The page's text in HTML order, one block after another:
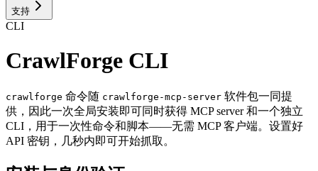
支持
CLI
CrawlForge CLI
crawlforge 命令随 crawlforge-mcp-server 软件包一同提
供，因此一次全局安装即可同时获得 MCP server 和一个独立
CLI，用于一次性命令和脚本——无需 MCP 客户端。设置好
API 密钥，几秒内即可开始抓取。